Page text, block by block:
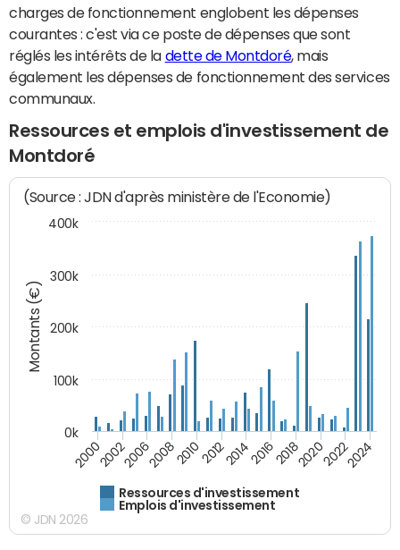
charges de fonctionnement englobent les dépenses
courantes : c'est via ce poste de dépenses que sont
réglés les intérêts de la dette de Montdoré, mais
également les dépenses de fonctionnement des services
communaux.
Ressources et emplois d'investissement de
Montdoré
Montants (€)
(Source : JDN d'après ministère de l'Economie)
Ressources d'investissement
Emplois d'investissement
200020022006200820102012201420162018202020222024
0k
100k
200k
300k
400k
© JDN 2026